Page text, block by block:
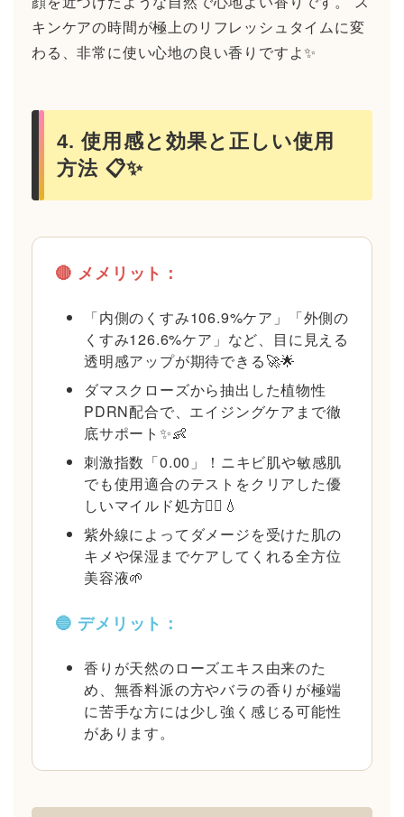
キンケアの時間が極上のリフレッシュタイムに変
わる、非常に使い心地の良い香りですよ✨
4. 使用感と効果と正しい使用
方法 📋✨
🔴 メメリット：
「内側のくすみ106.9%ケア」「外側の
くすみ126.6%ケア」など、目に見える
透明感アップが期待できる🚀🌟
ダマスクローズから抽出した植物性
PDRN配合で、エイジングケアまで徹
底サポート✨👶
刺激指数「0.00」！ニキビ肌や敏感肌
でも使用適合のテストをクリアした優
しいマイルド処方🙆‍♂️💧
紫外線によってダメージを受けた肌の
キメや保湿までケアしてくれる全方位
美容液🌱
🔵 デメリット：
香りが天然のローズエキス由来のた
め、無香料派の方やバラの香りが極端
に苦手な方には少し強く感じる可能性
があります。